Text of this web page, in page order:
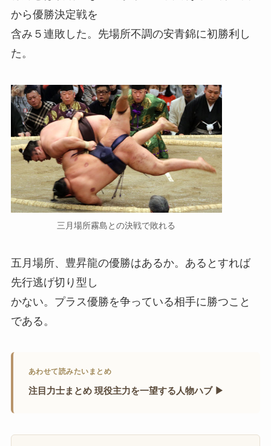
から優勝決定戦を
含み５連敗した。先場所不調の安青錦に初勝利し
た。
三月場所霧島との決戦で敗れる
五月場所、豊昇龍の優勝はあるか。あるとすれば
先行逃げ切り型し
かない。プラス優勝を争っている相手に勝つこと
である。
あわせて読みたいまとめ
注目力士まとめ 現役主力を一望する人物ハブ ▶